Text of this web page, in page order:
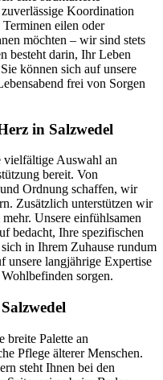
Koordination
eilen oder
möchten – wir sind stets
besteht darin, Ihr Leben
können sich auf unsere
frei von Sorgen
in Salzwedel
vielfältige Auswahl an
bereit. Von
Ordnung schaffen, wir
Zusätzlich unterstützen wir
Unsere einfühlsamen
bedacht, Ihre spezifischen
in Ihrem Zuhause rundum
unsere langjährige Expertise
sorgen.
breite Palette an
Pflege älterer Menschen.
steht Ihnen bei den